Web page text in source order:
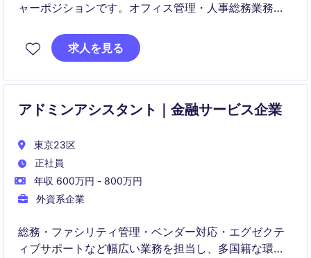
ャーポジションです。オフィス管理・人事総務業務に
バルな組織運営に貢献していただきます。
求人を見る
アドミンアシスタント｜金融サービス企業
東京23区
正社員
年収 600万円 - 800万円
外資系企業
総務・ファシリティ管理・ベンダー対応・エグゼクテ
ィブサポートなど幅広い業務を担当し、多国籍な環境